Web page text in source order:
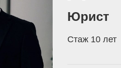
Юрист
Стаж 10 лет